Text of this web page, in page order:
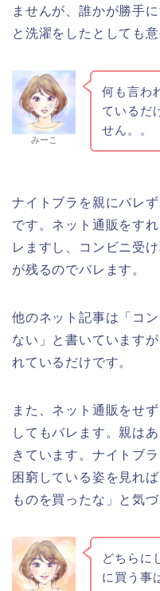
ませんが、誰かが勝手
と洗濯をしたとしても
みーこ
何も言わ
ているだ
せん。。
ナイトブラを親にバレ
です。ネット通販をす
レますし、コンビニ受
が残るのでバレます。
他のネット記事は「コ
ない」と書いています
れているだけです。
また、ネット通販をせ
してもバレます。親は
きています。ナイトブ
困窮している姿を見れ
ものを買ったな」と気づ
どちらに
に買う事